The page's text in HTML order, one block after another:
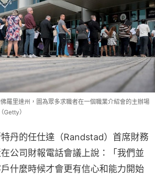
羅里達州，圖為眾多求職者在一個職業介紹會的主辦場
Getty）
丹的任仕達（Randstad）首席財務
公司財報電話會議上說：「我們並
什麼時候才會更有信心和能力開始